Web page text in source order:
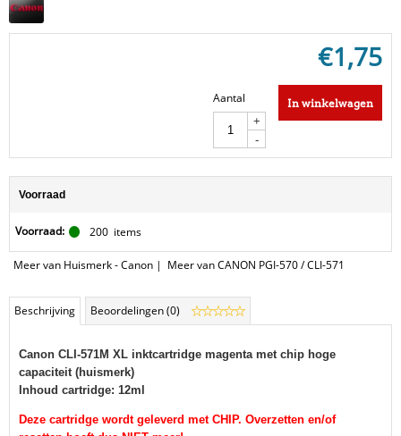
€1,75
Aantal
+
-
In winkelwagen
Voorraad
Voorraad: 200 items
Meer van Huismerk - Canon | Meer van CANON PGI-570 / CLI-571
Beschrijving Beoordelingen (0)
Canon CLI-571M XL inktcartridge magenta met chip hoge
capaciteit (huismerk)
Inhoud cartridge: 12ml
Deze cartridge wordt geleverd met CHIP. Overzetten en/of